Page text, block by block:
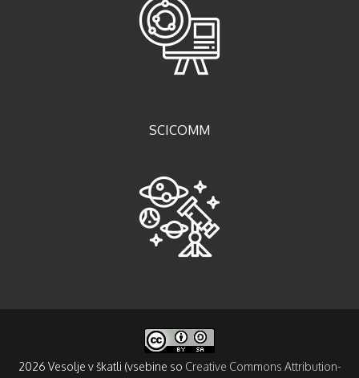
SCICOMM
2026 Vesolje v škatli (vsebine so Creative Commons Attribution-